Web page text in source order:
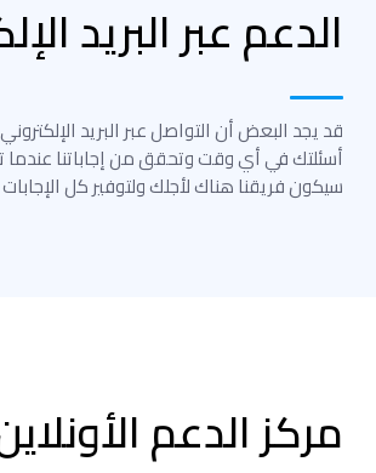
الدعم عبر البريد
قد يجد البعض أن التواصل عبر البريد
أسئلتك في أي وقت وتحقق من إجاباتنا عندما
سيكون فريقنا هناك لأجلك ولتوفير كل
مركز الدعم